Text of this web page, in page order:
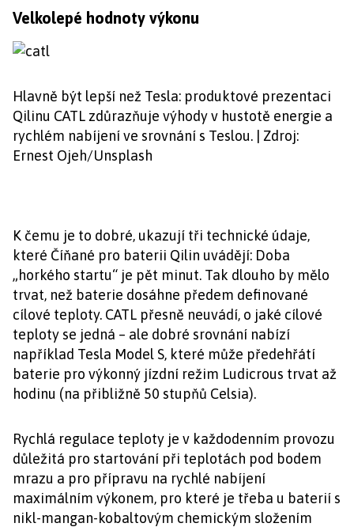
Velkolepé hodnoty výkonu
Hlavně být lepší než Tesla: produktové prezentaci
Qilinu CATL zdůrazňuje výhody v hustotě energie a
rychlém nabíjení ve srovnání s Teslou. | Zdroj:
Ernest Ojeh/Unsplash
K čemu je to dobré, ukazují tři technické údaje,
které Číňané pro baterii Qilin uvádějí: Doba
„horkého startu“ je pět minut. Tak dlouho by mělo
trvat, než baterie dosáhne předem definované
cílové teploty. CATL přesně neuvádí, o jaké cílové
teploty se jedná – ale dobré srovnání nabízí
například Tesla Model S, které může předehřátí
baterie pro výkonný jízdní režim Ludicrous trvat až
hodinu (na přibližně 50 stupňů Celsia).
Rychlá regulace teploty je v každodenním provozu
důležitá pro startování při teplotách pod bodem
mrazu a pro přípravu na rychlé nabíjení
maximálním výkonem, pro které je třeba u baterií s
nikl-mangan-kobaltovým chemickým složením